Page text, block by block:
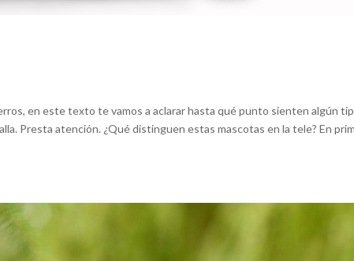
en este texto te vamos a aclarar hasta qué punto sienten algún
Presta atención. ¿Qué distinguen estas mascotas en la tele? En